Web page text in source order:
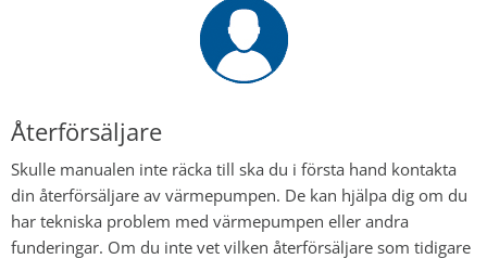
Återförsäljare
Skulle manualen inte räcka till ska du i första hand kontakta
din återförsäljare av värmepumpen. De kan hjälpa dig om du
har tekniska problem med värmepumpen eller andra
funderingar. Om du inte vet vilken återförsäljare som tidigare